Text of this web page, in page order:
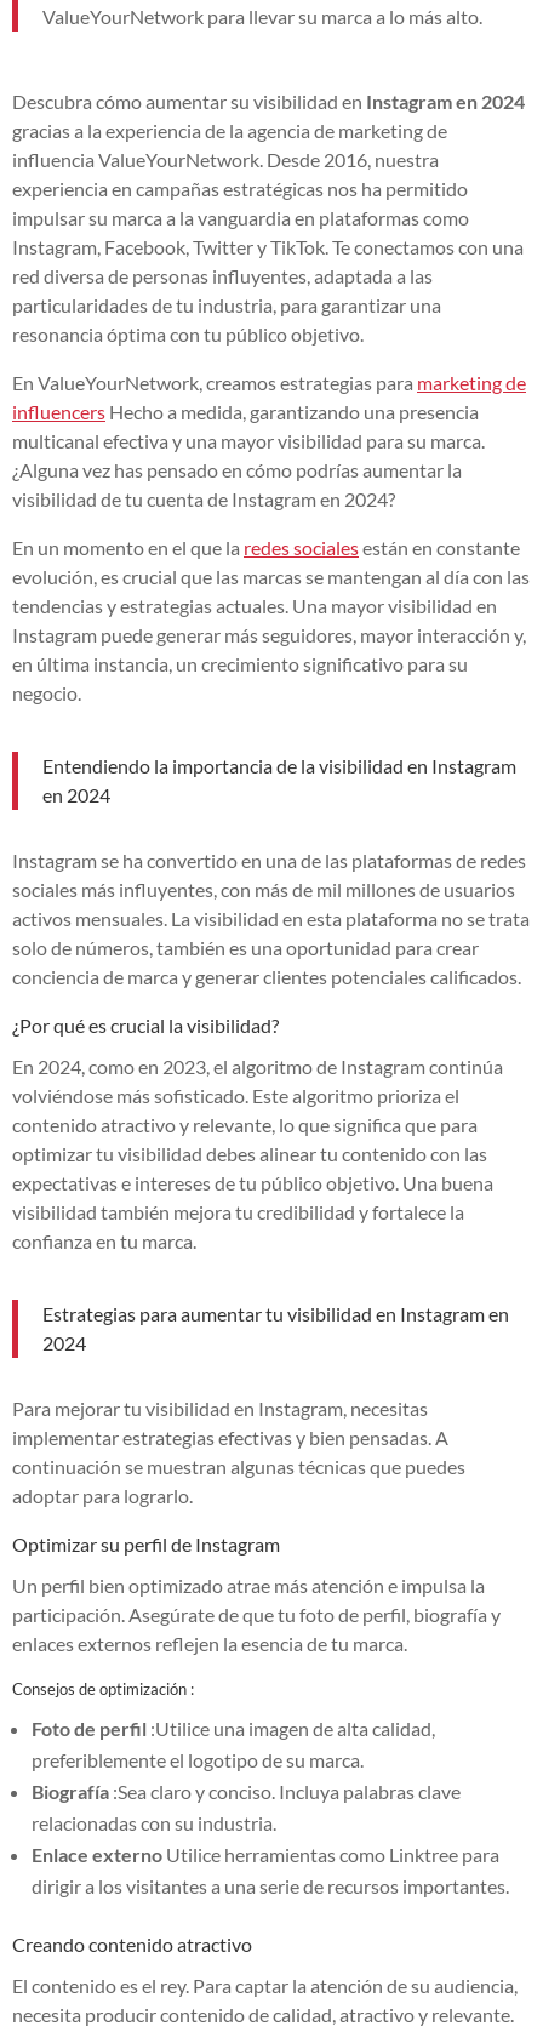
ValueYourNetwork para llevar su marca a lo más alto.
Descubra cómo aumentar su visibilidad en Instagram en 2024
gracias a la experiencia de la agencia de marketing de
influencia ValueYourNetwork. Desde 2016, nuestra
experiencia en campañas estratégicas nos ha permitido
impulsar su marca a la vanguardia en plataformas como
Instagram, Facebook, Twitter y TikTok. Te conectamos con una
red diversa de personas influyentes, adaptada a las
particularidades de tu industria, para garantizar una
resonancia óptima con tu público objetivo.
En ValueYourNetwork, creamos estrategias para marketing de
influencers Hecho a medida, garantizando una presencia
multicanal efectiva y una mayor visibilidad para su marca.
¿Alguna vez has pensado en cómo podrías aumentar la
visibilidad de tu cuenta de Instagram en 2024?
En un momento en el que la redes socialesestán en constante
evolución, es crucial que las marcas se mantengan al día con las
tendencias y estrategias actuales. Una mayor visibilidad en
Instagram puede generar más seguidores, mayor interacción y,
en última instancia, un crecimiento significativo para su
negocio.
Entendiendo la importancia de la visibilidad en Instagram
en 2024
Instagram se ha convertido en una de las plataformas de redes
sociales más influyentes, con más de mil millones de usuarios
activos mensuales. La visibilidad en esta plataforma no se trata
solo de números, también es una oportunidad para crear
conciencia de marca y generar clientes potenciales calificados.
¿Por qué es crucial la visibilidad?
En 2024, como en 2023, el algoritmo de Instagram continúa
volviéndose más sofisticado. Este algoritmo prioriza el
contenido atractivo y relevante, lo que significa que para
optimizar tu visibilidad debes alinear tu contenido con las
expectativas e intereses de tu público objetivo. Una buena
visibilidad también mejora tu credibilidad y fortalece la
confianza en tu marca.
Estrategias para aumentar tu visibilidad en Instagram en
2024
Para mejorar tu visibilidad en Instagram, necesitas
implementar estrategias efectivas y bien pensadas. A
continuación se muestran algunas técnicas que puedes
adoptar para lograrlo.
Optimizar su perfil de Instagram
Un perfil bien optimizado atrae más atención e impulsa la
participación. Asegúrate de que tu foto de perfil, biografía y
enlaces externos reflejen la esencia de tu marca.
Consejos de optimización :
Foto de perfil :Utilice una imagen de alta calidad,
preferiblemente el logotipo de su marca.
Biografía :Sea claro y conciso. Incluya palabras clave
relacionadas con su industria.
Enlace externo Utilice herramientas como Linktree para
dirigir a los visitantes a una serie de recursos importantes.
Creando contenido atractivo
El contenido es el rey. Para captar la atención de su audiencia,
necesita producir contenido de calidad, atractivo y relevante.